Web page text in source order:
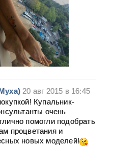
20 авг 2015 в 16:45
Купальник-
очень
помогли подобрать
процветания и
новых моделей!